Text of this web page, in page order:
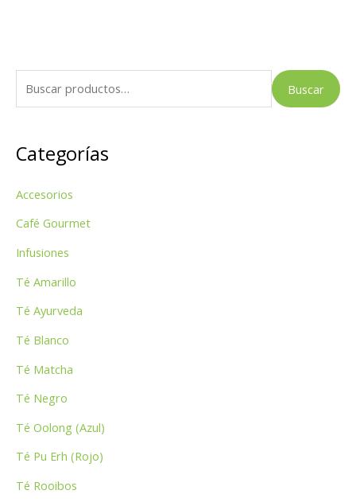
u
c
r
p
Buscar
Categorías
Accesorios
Café Gourmet
Infusiones
Té Amarillo
Té Ayurveda
Té Blanco
Té Matcha
Té Negro
Té Oolong (Azul)
Té Pu Erh (Rojo)
Té Rooibos